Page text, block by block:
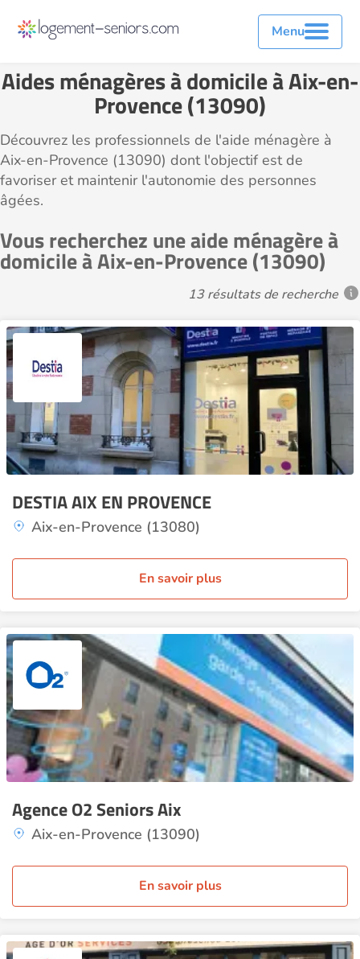
Menu
Aides ménagères à domicile à Aix-en-
Provence (13090)
Découvrez les professionnels de l'aide ménagère à
Aix-en-Provence (13090) dont l'objectif est de
favoriser et maintenir l'autonomie des personnes
âgées.
Vous recherchez une aide ménagère à
domicile à Aix-en-Provence (13090)
13 résultats de recherche
DESTIA AIX EN PROVENCE
Aix-en-Provence (13080)
En savoir plus
Agence O2 Seniors Aix
Aix-en-Provence (13090)
En savoir plus